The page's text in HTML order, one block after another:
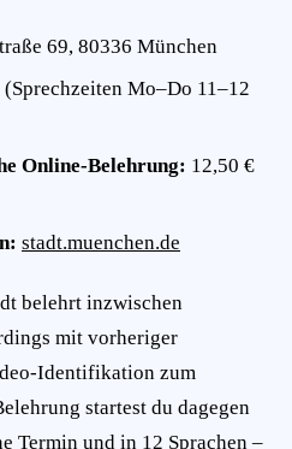
69, 80336 München
Mo–Do 11–12
Online-Belehrung: 12,50 €
stadt.muenchen.de
belehrt inzwischen
mit vorheriger
Identifikation zum
startest du dagegen
Termin und in 12 Sprachen –